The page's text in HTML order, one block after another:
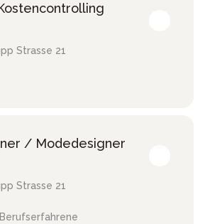
Strasse 21
/ Modedesigner
Strasse 21